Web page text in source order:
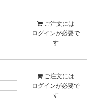
ご注文には
ログインが必要で
す
ご注文には
ログインが必要で
す